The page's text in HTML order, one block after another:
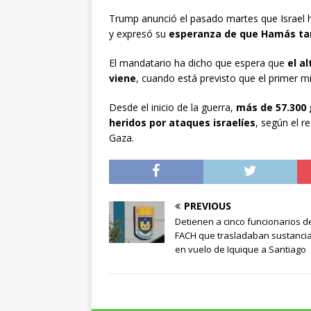
Trump anunció el pasado martes que
y expresó su esperanza de que Hamás
El mandatario ha dicho que espera que el
viene, cuando está previsto que el primer
Desde el inicio de la guerra, más de
heridos por ataques israelíes, según el
Gaza.
PREVIOUS
Detienen a cinco funcionarios
FACH que trasladaban
en vuelo de Iquique a Santiago